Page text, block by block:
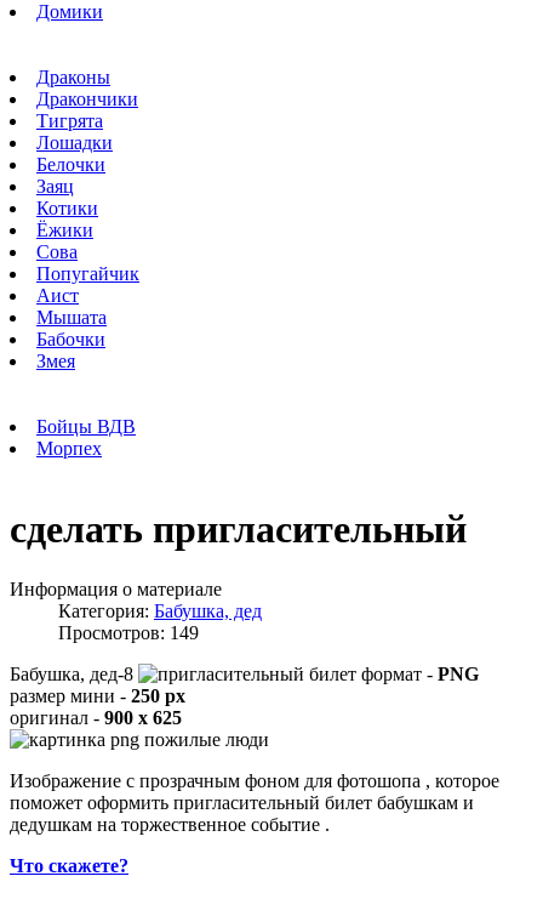
Домики
Драконы
Дракончики
Тигрята
Лошадки
Белочки
Заяц
Котики
Ёжики
Сова
Попугайчик
Аист
Мышата
Бабочки
Змея
Бойцы ВДВ
Морпех
сделать пригласительный
Информация о материале
Категория: Бабушка, дед
Просмотров: 149
Бабушка, дед-8
формат - PNG
размер мини - 250 px
оригинал - 900 x 625
Изображение с прозрачным фоном для фотошопа , которое
поможет оформить пригласительный билет бабушкам и
дедушкам на торжественное событие .
Что скажете?